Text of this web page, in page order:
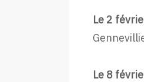
Le 2
Le 8